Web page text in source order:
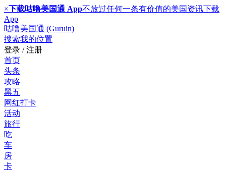
×下载咕噜美国通 App不放过任何一条有价值的美国资讯下载
App
咕噜美国通 (Guruin)
搜索我的位置
登录 / 注册
首页
头条
攻略
黑五
网红打卡
活动
旅行
吃
车
房
卡